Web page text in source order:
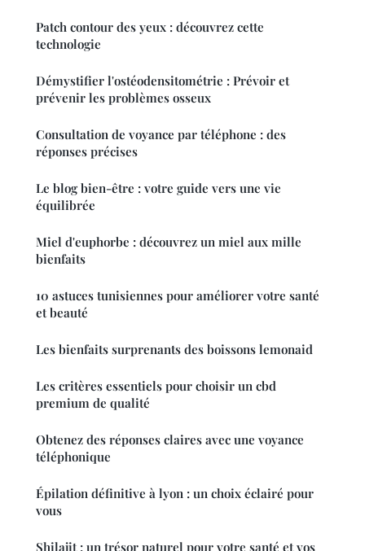
Patch contour des yeux : découvrez cette
technologie
Démystifier l'ostéodensitométrie : Prévoir et
prévenir les problèmes osseux
Consultation de voyance par téléphone : des
réponses précises
Le blog bien-être : votre guide vers une vie
équilibrée
Miel d'euphorbe : découvrez un miel aux mille
bienfaits
10 astuces tunisiennes pour améliorer votre santé
et beauté
Les bienfaits surprenants des boissons lemonaid
Les critères essentiels pour choisir un cbd
premium de qualité
Obtenez des réponses claires avec une voyance
téléphonique
Épilation définitive à lyon : un choix éclairé pour
vous
Shilajit : un trésor naturel pour votre santé et vos